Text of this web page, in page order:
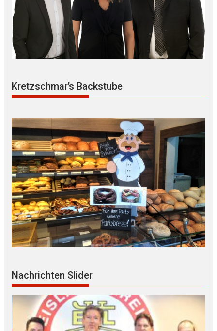
Kretzschmar’s Backstube
Nachrichten Slider